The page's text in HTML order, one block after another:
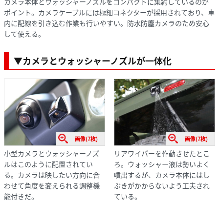
ポイント。カメラケーブルには極細コネクターが採用されており、車
内に配線を引き込む作業も行いやすい。防水防塵カメラのため安心
して使える。
▼カメラとウォッシャーノズルが一体化
画像(7枚)
小型カメラとウォッシャーノズ
ルはこのように配置されてい
る。カメラは映したい方向に合
わせて角度を変えられる調整機
能付きだ。
画像(7枚)
リアワイパーを作動させたとこ
ろ。ウォッシャー液は勢いよく
噴出するが、カメラ本体にはし
ぶきがかからないよう工夫され
ている。